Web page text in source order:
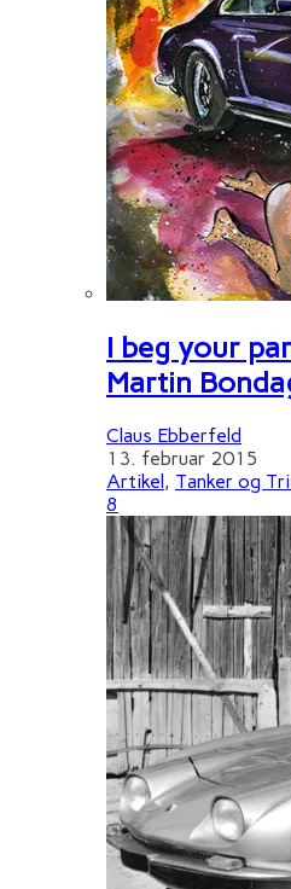
I beg your
Martin
Claus Ebberfeld
13. februar 2015
Artikel, Tanker og
8